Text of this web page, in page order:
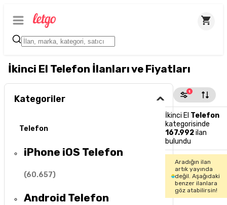
İkinci El Telefon İlanları ve Fiyatları
Kategoriler
Telefon
iPhone iOS Telefon
(60.657)
Android Telefon
1
İkinci El Telefon
kategorisinde
167.992ilan
bulundu
Aradığın ilan
artık yayında
değil. Aşağıdaki
benzer ilanlara
göz atabilirsin!